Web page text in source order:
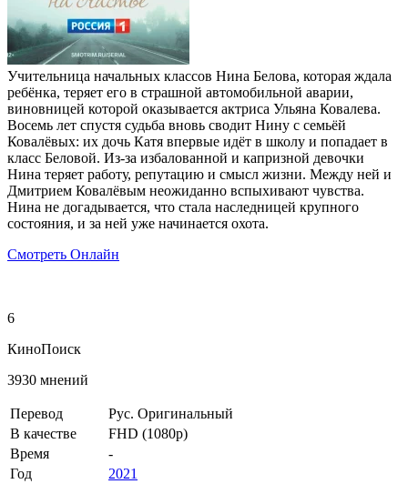
Учительница начальных классов Нина Белова, которая ждала
ребёнка, теряет его в страшной автомобильной аварии,
виновницей которой оказывается актриса Ульяна Ковалева.
Восемь лет спустя судьба вновь сводит Нину с семьёй
Ковалёвых: их дочь Катя впервые идёт в школу и попадает в
класс Беловой. Из‑за избалованной и капризной девочки
Нина теряет работу, репутацию и смысл жизни. Между ней и
Дмитрием Ковалёвым неожиданно вспыхивают чувства.
Нина не догадывается, что стала наследницей крупного
состояния, и за ней уже начинается охота.
Смотреть Онлайн
6
КиноПоиск
3930 мнений
Перевод
Рус. Оригинальный
В качестве
FHD (1080p)
Время
-
Год
2021